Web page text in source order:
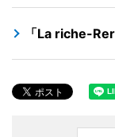
「La riche-